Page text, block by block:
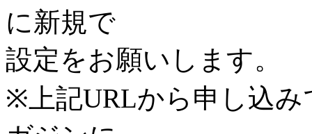
に新規で
設定をお願いします。
※上記URLから申し込